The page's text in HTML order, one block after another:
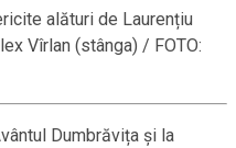
alături de Laurențiu
Vîrlan (stânga) / FOTO:
Dumbrăvița și la